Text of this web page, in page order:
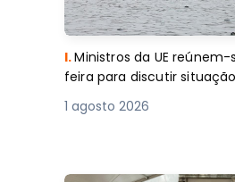
I.Ministros da UE
feira para discutir
1 agosto 2026